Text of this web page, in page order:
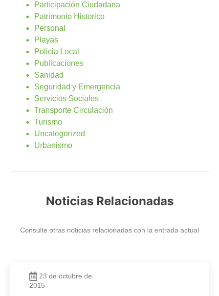
Participación Ciudadana
Patrimonio Historico
Personal
Playas
Policia Local
Publicaciones
Sanidad
Seguridad y Emergencia
Servicios Sociales
Transporte Circulación
Turismo
Uncategorized
Urbanismo
Noticias Relacionadas
Consulte otras noticias relacionadas con la entrada actual
23 de octubre de
2015